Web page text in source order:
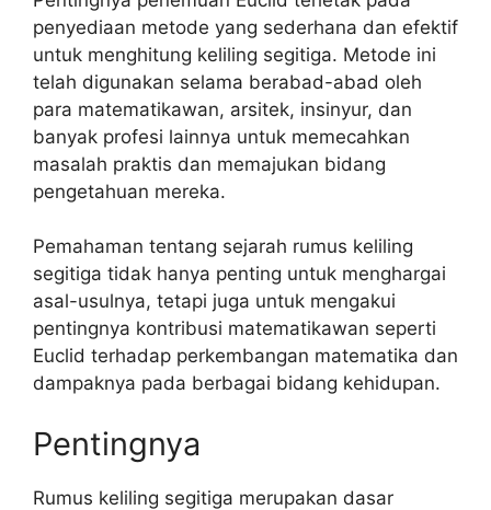
penyediaan metode yang sederhana dan efektif
untuk menghitung keliling segitiga. Metode ini
telah digunakan selama berabad-abad oleh
para matematikawan, arsitek, insinyur, dan
banyak profesi lainnya untuk memecahkan
masalah praktis dan memajukan bidang
pengetahuan mereka.
Pemahaman tentang sejarah rumus keliling
segitiga tidak hanya penting untuk menghargai
asal-usulnya, tetapi juga untuk mengakui
pentingnya kontribusi matematikawan seperti
Euclid terhadap perkembangan matematika dan
dampaknya pada berbagai bidang kehidupan.
Pentingnya
Rumus keliling segitiga merupakan dasar